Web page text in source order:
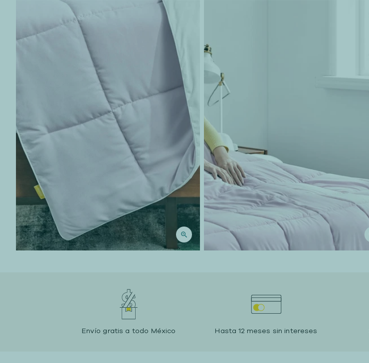
Envío gratis a todo México Hasta 12 meses sin intereses